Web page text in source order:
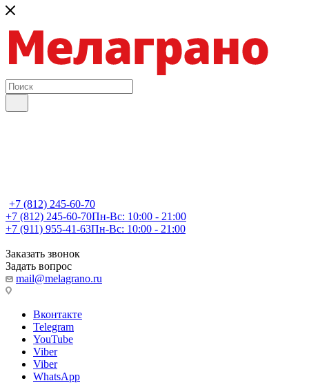
+7 (812) 245-60-70
+7 (812) 245-60-70Пн-Вс: 10:00 - 21:00
+7 (911) 955-41-63Пн-Вс: 10:00 - 21:00
Заказать звонок
Задать вопрос
mail@melagrano.ru
Вконтакте
Telegram
YouTube
Viber
Viber
WhatsApp